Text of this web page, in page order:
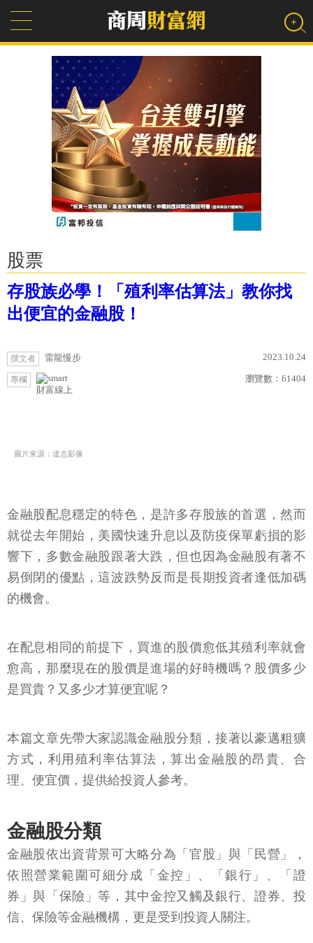
股票
存股族必學！「殖利率估算法」教你找
出便宜的金融股！
撰文者 雷龍慢步 2023.10.24
專欄
財富線上
瀏覽數： 61404
圖片來源：達志影像
金融股配息穩定的特色，是許多存股族的首選，然而
就從去年開始，美國快速升息以及防疫保單虧損的影
響下，多數金融股跟著大跌，但也因為金融股有著不
易倒閉的優點，這波跌勢反而是長期投資者逢低加碼
的機會。
在配息相同的前提下，買進的股價愈低其殖利率就會
愈高，那麼現在的股價是進場的好時機嗎？股價多少
是買貴？又多少才算便宜呢？
本篇文章先帶大家認識金融股分類，接著以豪邁粗獷
方式，利用殖利率估算法，算出金融股的昂貴、合
理、便宜價，提供給投資人參考。
金融股分類
金融股依出資背景可大略分為「官股」與「民營」，
依照營業範圍可細分成「金控」、「銀行」、「證
券」與「保險」等，其中金控又觸及銀行、證券、投
信、保險等金融機構，更是受到投資人關注。